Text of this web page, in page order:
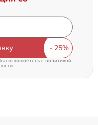
соглашаетесь c политикой